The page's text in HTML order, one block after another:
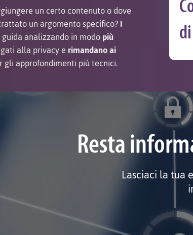
un certo contenuto o dove
un argomento specifico?I
analizzando in modopiù
alla privacy erimandano ai
gli approfondimenti più tecnici.
Resta
Lasciaci la tua